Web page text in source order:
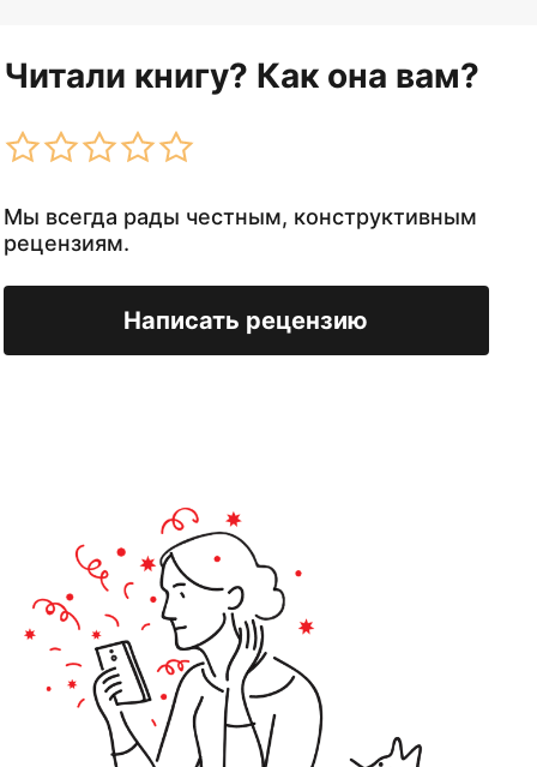
Читали книгу? Как она вам?
Мы всегда рады честным, конструктивным
рецензиям.
Написать рецензию